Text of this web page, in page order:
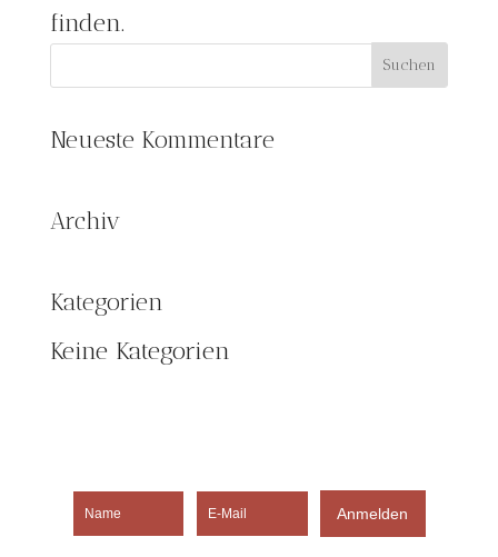
finden.
Neueste Kommentare
Archiv
Kategorien
Keine Kategorien
Anmelden